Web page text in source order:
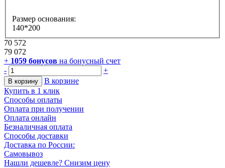
Размер основания:
140*200
70 572
79 072
+ 1059 бонусов на бонусный счет
-
+
В корзину
В корзине
Купить в 1 клик
Способы оплаты
Оплата при получении
Оплата онлайн
Безналичная оплата
Способы доставки
Доставка по России:
Самовывоз
Нашли дешевле? Снизим цену